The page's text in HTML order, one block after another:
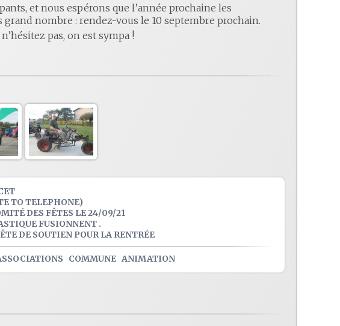
et nous espérons que l’année prochaine les
nombre : rendez-vous le 10 septembre prochain.
pas, on est sympa !
TO TELEPHONE)
DES FÊTES LE 24/09/21
FUSIONNENT .
DE SOUTIEN POUR LA RENTRÉE
COMMUNE ANIMATION